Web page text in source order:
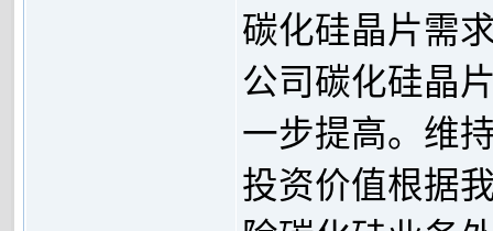
碳化硅晶片需
公司碳化硅晶
一步提高。维
投资价值根据